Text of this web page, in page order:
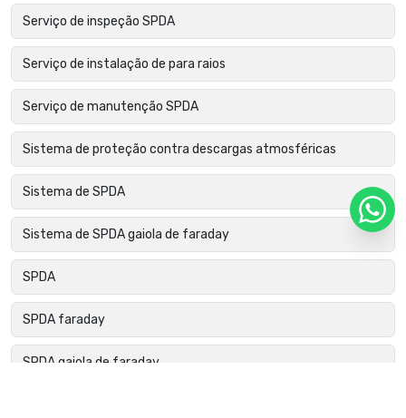
Serviço de inspeção SPDA
Serviço de instalação de para raios
Serviço de manutenção SPDA
Sistema de proteção contra descargas atmosféricas
Sistema de SPDA
Sistema de SPDA gaiola de faraday
SPDA
SPDA faraday
SPDA gaiola de faraday